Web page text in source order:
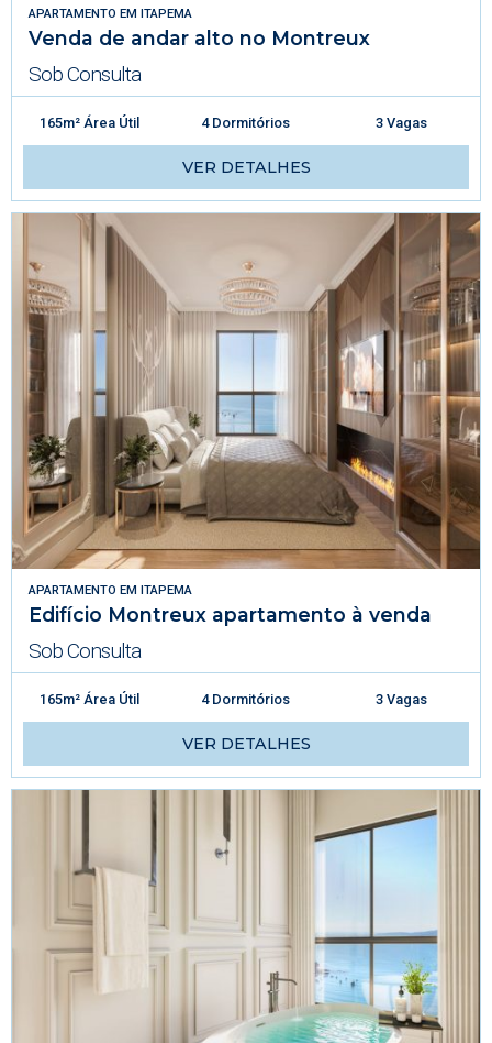
APARTAMENTO EM ITAPEMA
Venda de andar alto no Montreux
Sob Consulta
165m² Área Útil 4 Dormitórios 3 Vagas
VER DETALHES
APARTAMENTO EM ITAPEMA
Edifício Montreux apartamento à venda
Sob Consulta
165m² Área Útil 4 Dormitórios 3 Vagas
VER DETALHES